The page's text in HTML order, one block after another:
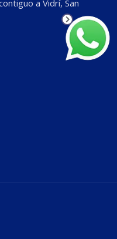
a Vidrí, San